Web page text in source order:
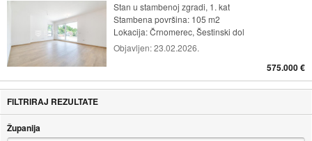
Stan u stambenoj zgradi, 1. kat
Stambena površina: 105 m2
Lokacija:Črnomerec, Šestinski dol
Objavljen:23.02.2026.
575.000 €
FILTRIRAJ REZULTATE
Županija